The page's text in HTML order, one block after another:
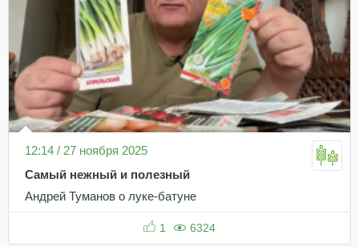
12:14 / 27 ноября 2025
Самый нежный и полезный
Андрей Туманов о луке-батуне
1 6324